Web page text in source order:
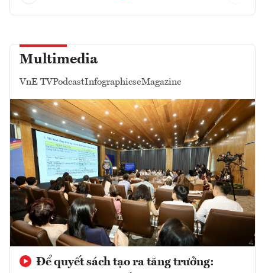
Multimedia
VnE TVPodcastInfographicseMagazine
Để quyết sách tạo ra tăng trưởng: